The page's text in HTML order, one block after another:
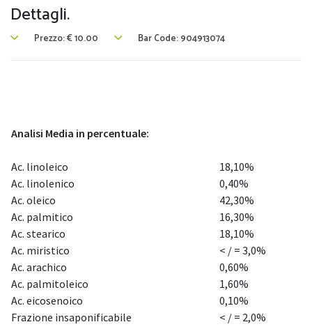
Dettagli.
Prezzo:€10.00 Bar Code: 904913074
Analisi Media in percentuale:
Ac. linoleico
18,10%
Ac. linolenico
0,40%
Ac. oleico
42,30%
Ac. palmitico
16,30%
Ac. stearico
18,10%
Ac. miristico
< / = 3,0%
Ac. arachico
0,60%
Ac. palmitoleico
1,60%
Ac. eicosenoico
0,10%
Frazione insaponificabile
< / = 2,0%